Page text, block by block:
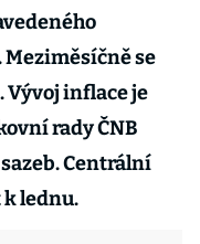
se
Vývoj inflace je
rady ČNB
Centrální
lednu.